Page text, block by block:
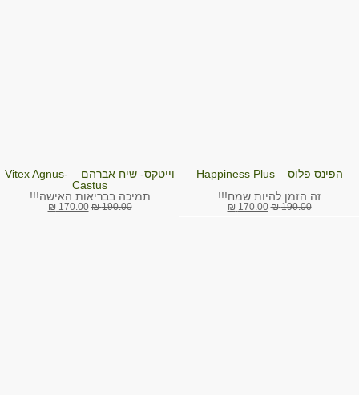
הפינס פלוס – Happiness Plus
זה הזמן להיות שמח!!!
190.00
₪
170.00
₪
וייטקס- שיח אברהם – Vitex Agnus-
Castus
תמיכה בבריאות האישה!!!
190.00
₪
170.00
₪